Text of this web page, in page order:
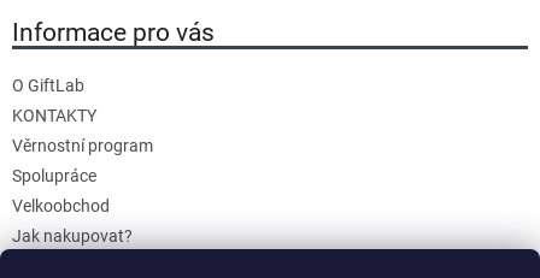
Informace pro vás
O GiftLab
KONTAKTY
Věrnostní program
Spolupráce
Velkoobchod
Jak nakupovat?